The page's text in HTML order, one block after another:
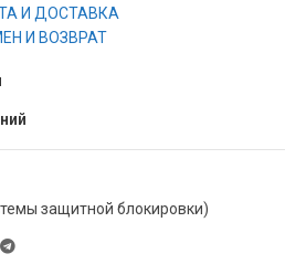
И ДОСТАВКА
И ВОЗВРАТ
защитной блокировки)